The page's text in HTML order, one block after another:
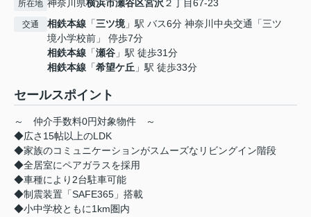
所在地 神奈川県横浜市瀬谷区宮沢２丁目67-23
交通 相鉄本線 「三ツ境」駅 バス6分 神奈川中央交通「三ツ
境小学校前」 停歩7分
相鉄本線 「瀬谷 」駅 徒歩31分
相鉄本線 「希望ケ丘 」駅 徒歩33分
セールスポイント
～ 仲介手数料0円対象物件 ～
◆広さ15帖以上のLDK
◆家族のコミュニケーションがスムーズなリビングイン階段
◆全居室にペアガラスを採用
◆車種により2台駐車可能
◆制震装置「SAFE365」搭載
◆小中学校ともに1km圏内